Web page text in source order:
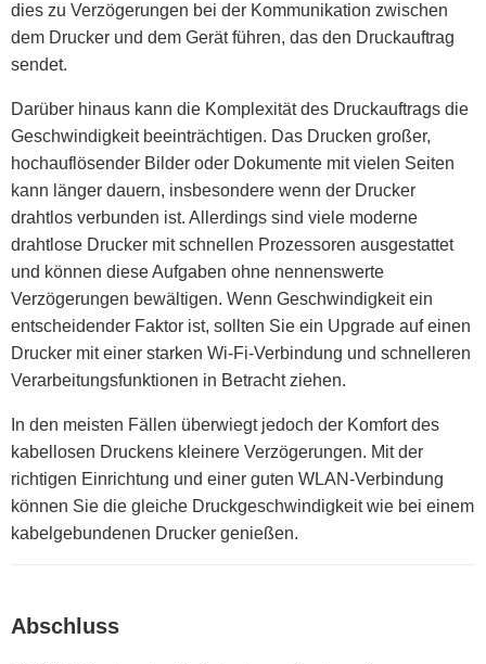
dies zu Verzögerungen bei der Kommunikation zwischen
dem Drucker und dem Gerät führen, das den Druckauftrag
sendet.
Darüber hinaus kann die Komplexität des Druckauftrags die
Geschwindigkeit beeinträchtigen. Das Drucken großer,
hochauflösender Bilder oder Dokumente mit vielen Seiten
kann länger dauern, insbesondere wenn der Drucker
drahtlos verbunden ist. Allerdings sind viele moderne
drahtlose Drucker mit schnellen Prozessoren ausgestattet
und können diese Aufgaben ohne nennenswerte
Verzögerungen bewältigen. Wenn Geschwindigkeit ein
entscheidender Faktor ist, sollten Sie ein Upgrade auf einen
Drucker mit einer starken Wi-Fi-Verbindung und schnelleren
Verarbeitungsfunktionen in Betracht ziehen.
In den meisten Fällen überwiegt jedoch der Komfort des
kabellosen Druckens kleinere Verzögerungen. Mit der
richtigen Einrichtung und einer guten WLAN-Verbindung
können Sie die gleiche Druckgeschwindigkeit wie bei einem
kabelgebundenen Drucker genießen.
Abschluss